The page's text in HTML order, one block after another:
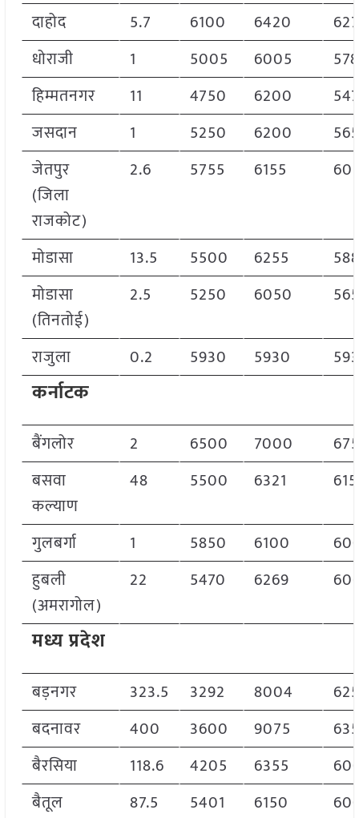
दाहोद
5.7 6100 6420
धोराजी
1 5005 6005
हिम्मतनगर
11 4750 6200
जसदान
1 5250 6200
जेतपुर
(जिला
राजकोट)
2.6 5755 6155
मोडासा 13.5 5500 6255
मोडासा
(तिनतोई)
2.5 5250 6050
राजुला 0.2 5930 5930
कर्नाटक
बैंगलोर 2 6500 7000
बसवा
कल्याण
48 5500 6321
गुलबर्गा 1 5850 6100
हुबली
(अमरागोल)
22 5470 6269
मध्य प्रदेश
बड़नगर 323.5 3292 8004
बदनावर
400 3600 9075
बैरसिया
118.6 4205 6355
बैतूल
87.5 5401 6150